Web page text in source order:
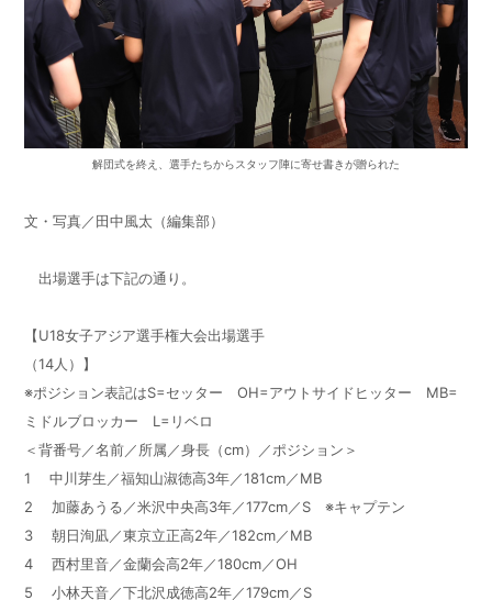
解団式を終え、選手たちからスタッフ陣に寄せ書きが贈られた
文・写真／田中風太（編集部）
出場選手は下記の通り。
【U18女子アジア選手権大会出場選手
（14人）】
※ポジション表記はS=セッター OH=アウトサイドヒッター MB=
ミドルブロッカー L=リベロ
＜背番号／名前／所属／身長（cm）／ポジション＞
1 中川芽生／福知山淑徳高3年／181cm／MB
2 加藤あうる／米沢中央高3年／177cm／S ※キャプテン
3 朝日洵凪／東京立正高2年／182cm／MB
4 西村里音／金蘭会高2年／180cm／OH
5 小林天音／下北沢成徳高2年／179cm／S